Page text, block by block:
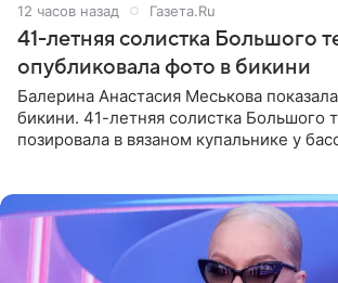
12 часов назад Газета.Ru
41-летняя солистка Большого
опубликовала фото в бикини
Балерина Анастасия Меськова
бикини. 41-летняя солистка Большого
позировала в вязаном купальнике у